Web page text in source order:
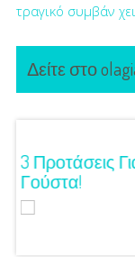
τραγικό συμβάν
Δείτε στο
3 Προτάσεις
Γούστα!